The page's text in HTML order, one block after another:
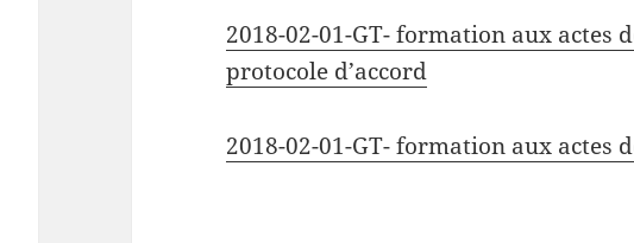
2018-02-01-GT- formation aux actes
protocole d’accord
2018-02-01-GT- formation aux actes